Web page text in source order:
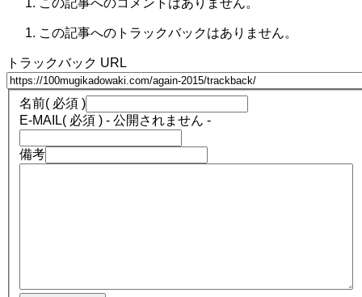
この記事へのコメントはありません。
この記事へのトラックバックはありません。
トラックバック URL
名前( 必須 )
E-MAIL( 必須 ) - 公開されません -
備考